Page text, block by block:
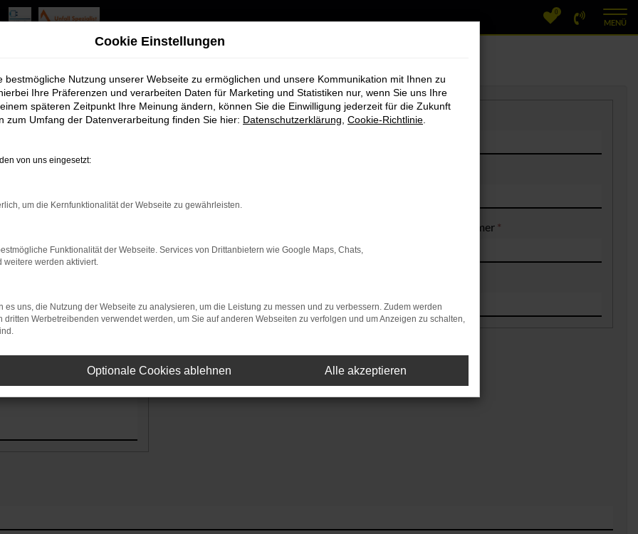
0
MENÜ
Vorname* Nachname
Mobilfunknummer *
Cookie Einstellungen
bestmögliche Nutzung unserer Webseite zu ermöglichen und unsere Kommunikation mit Ihnen zu
Ihre Präferenzen und verarbeiten Daten für Marketing und Statistiken nur, wenn Sie uns Ihre
späteren Zeitpunkt Ihre Meinung ändern, können Sie die Einwilligung jederzeit für die Zukunft
zum Umfang der Datenverarbeitung finden Sie hier: Datenschutzerklärung Cookie-Richtlinie
von uns eingesetzt:
um die Kernfunktionalität der Webseite zu gewährleisten.
Funktionalität der Webseite. Services von Drittanbietern wie Google Maps, Chats,
weitere werden aktiviert.
es uns, die Nutzung der Webseite zu analysieren, um die Leistung zu messen und zu verbessern. Zudem werden
dritten Werbetreibenden verwendet werden, um Sie auf anderen Webseiten zu verfolgen und um Anzeigen zu schalten,
Optionale Cookies ablehnen Alle akzeptieren